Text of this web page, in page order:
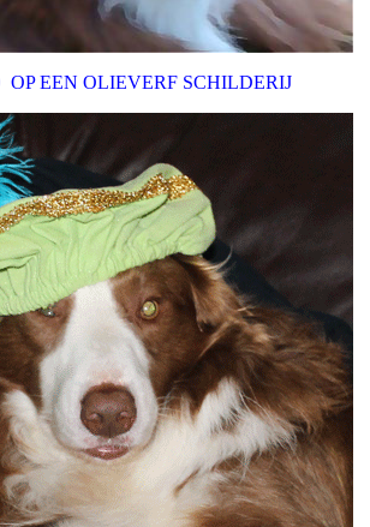
OP EEN OLIEVERF SCHILDERIJ